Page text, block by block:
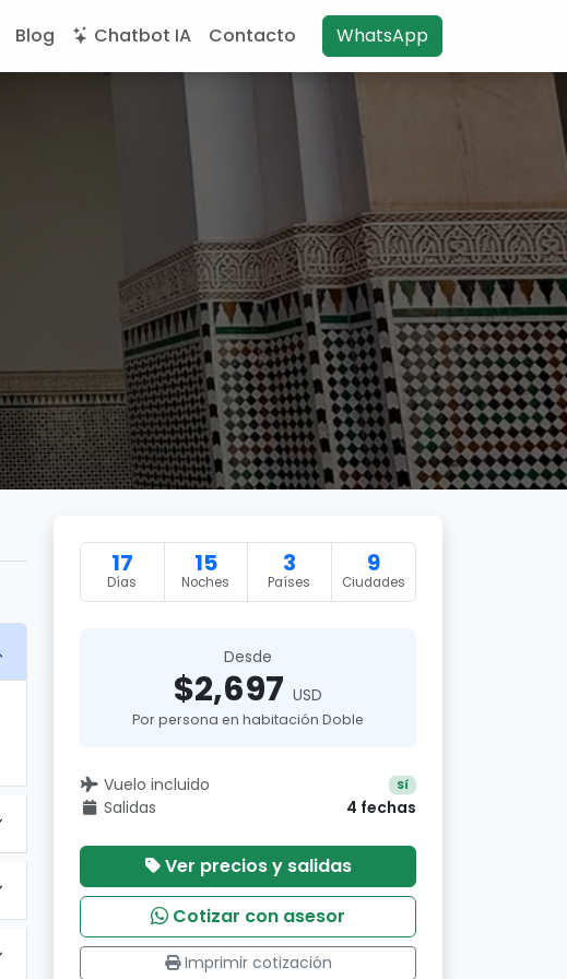
Blog Chatbot IA Contacto WhatsApp
17
Días
15
Noches
3
Países
9
Ciudades
Desde
$2,697 USD
Por persona en habitación Doble
Vuelo incluido Sí
Salidas 4 fechas
Ver precios y salidas
Cotizar con asesor
Imprimir cotización